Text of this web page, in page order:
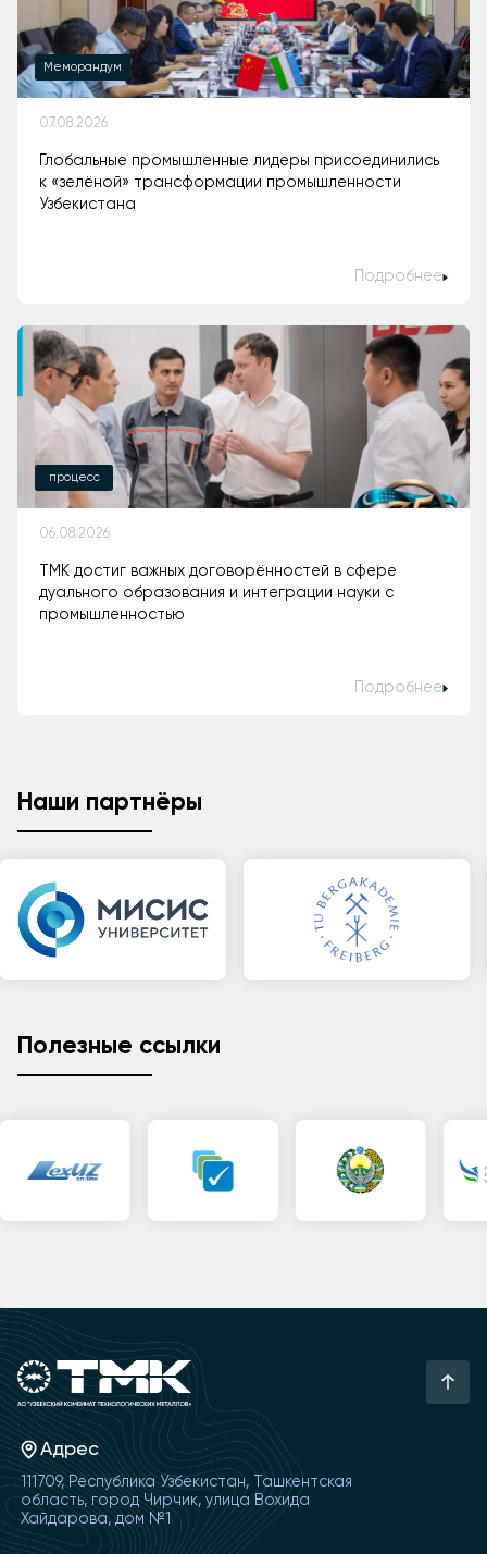
Меморандум
07.08.2026
Глобальные промышленные лидеры присоединились
к «зелёной» трансформации промышленности
Узбекистана
Подробнее
процесс
06.08.2026
ТМК достиг важных договорённостей в сфере
дуального образования и интеграции науки с
промышленностью
Подробнее
Наши партнёры
Полезные ссылки
Адрес
111709, Республика Узбекистан, Ташкентская
область, город Чирчик, улица Вохида
Хайдарова, дом №1